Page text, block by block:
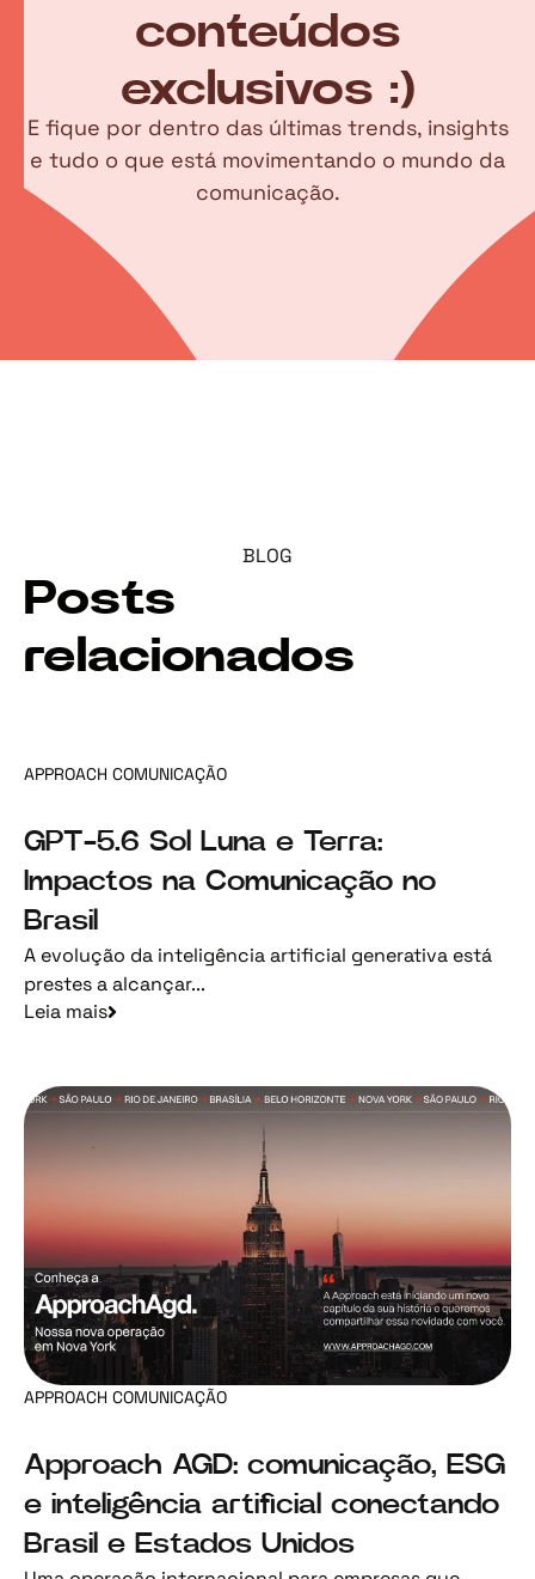
conteúdos
exclusivos :)
E fique por dentro das últimas trends, insights
e tudo o que está movimentando o mundo da
comunicação.
BLOG
Posts
relacionados
APPROACH COMUNICAÇÃO
GPT-5.6 Sol Luna e Terra:
Impactos na Comunicação no
Brasil
A evolução da inteligência artificial generativa está
prestes a alcançar...
Leia mais
APPROACH COMUNICAÇÃO
Approach AGD: comunicação, ESG
e inteligência artificial conectando
Brasil e Estados Unidos